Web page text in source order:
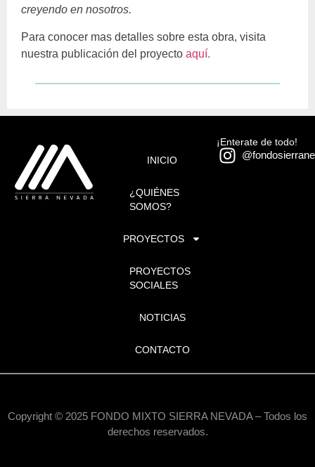
creyendo en nosotros.
Para conocer mas detalles sobre esta obra, visita
nuestra publicación del proyecto aquí.
INICIO
¿QUIÉNES
SOMOS?
PROYECTOS
PROYECTOS
SOCIALES
NOTICIAS
CONTACTO
¡Enterate de todo!
Copyright © 2025 FONDO MIXTO SIERRA NEVADA – Todos los
derechos reservados.